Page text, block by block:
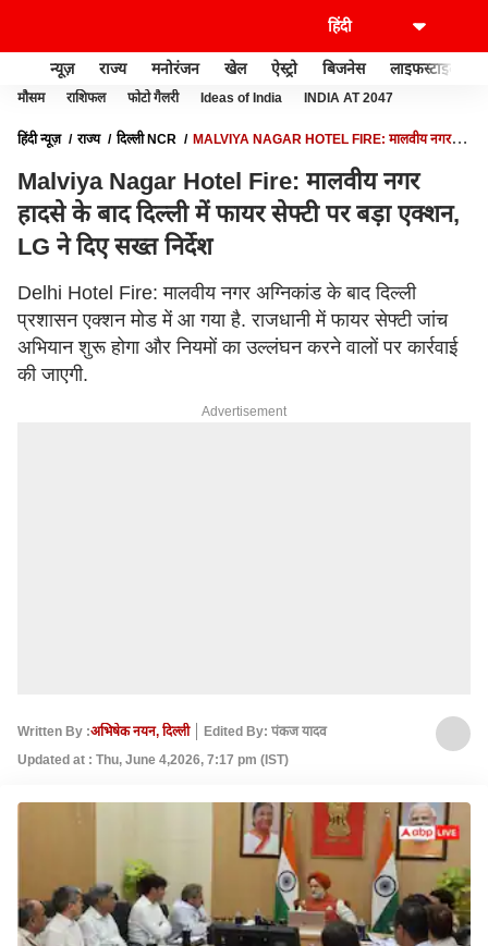
न्यूज़ राज्य मनोरंजन खेल ऐस्ट्रो बिजनेस लाइफस्टाइल
मौसम राशिफल फोटो गैलरी Ideas of India INDIA AT 2047
हिंदी न्यूज़ राज्य दिल्ली NCR
MALVIYA NAGAR HOTEL FIRE: मालवीय नगर
Malviya Nagar Hotel Fire: मालवीय नगर
हादसे के बाद दिल्ली में फायर सेफ्टी पर बड़ा एक्शन,
LG ने दिए सख्त निर्देश
Delhi Hotel Fire: मालवीय नगर अग्निकांड के बाद दिल्ली
प्रशासन एक्शन मोड में आ गया है. राजधानी में फायर सेफ्टी जांच
अभियान शुरू होगा और नियमों का उल्लंघन करने वालों पर कार्रवाई
की जाएगी.
Advertisement
Written By :अभिषेक नयन, दिल्ली
Edited By: पंकज यादव
Updated at : Thu, June 4,2026, 7:17 pm (IST)